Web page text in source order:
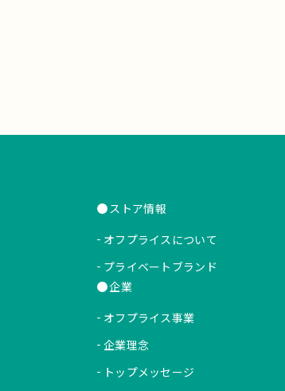
ストア情報
オフプライスについて
プライベートブランド
企業
オフプライス事業
企業理念
トップメッセージ